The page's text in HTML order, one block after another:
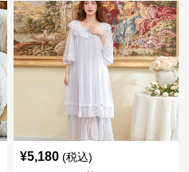
¥5,180 (税込)